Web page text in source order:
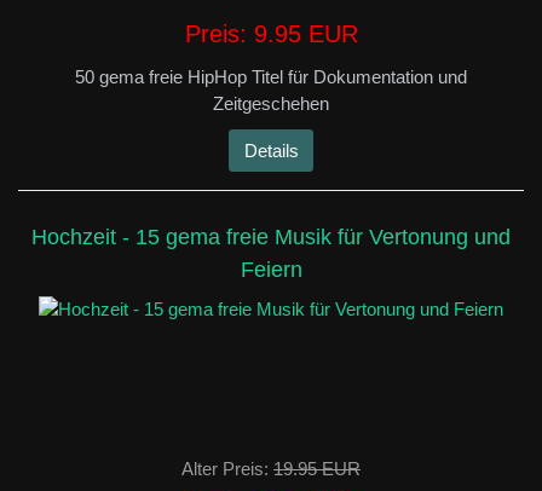
Preis: 9.95 EUR
50 gema freie HipHop Titel für Dokumentation und
Zeitgeschehen
Details
Hochzeit - 15 gema freie Musik für Vertonung und
Feiern
Alter Preis: 19.95 EUR